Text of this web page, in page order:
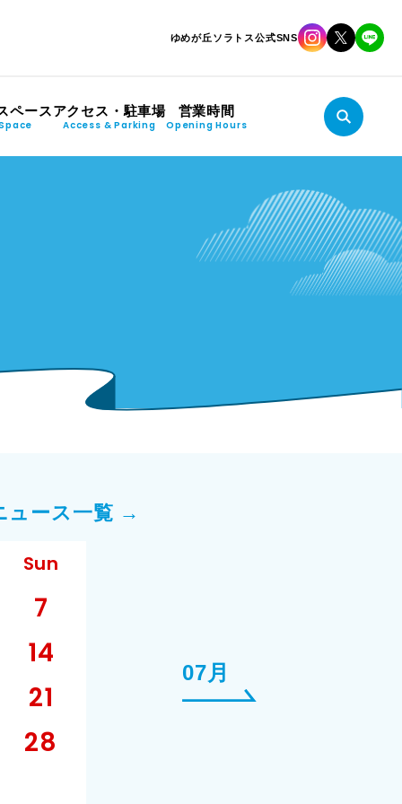
ゆめが丘ソラトス公式SNS
ペースアクセス・駐車場
Access & Parking
営業時間
Opening Hours
ュース一覧 →
Sun
7
14
21
28
07月